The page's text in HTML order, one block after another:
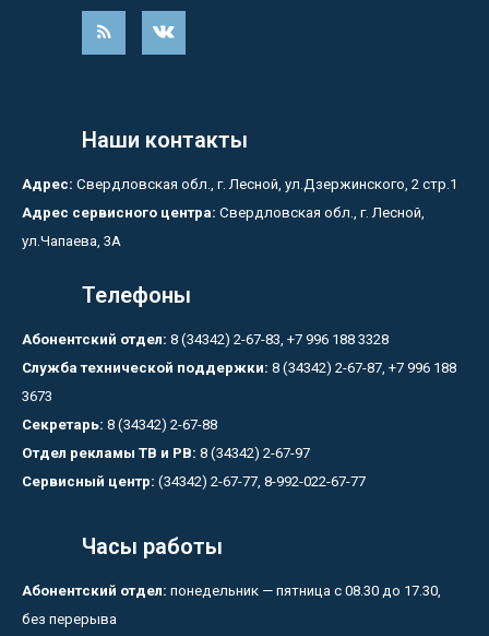
Наши контакты
Адрес: Свердловская обл., г. Лесной, ул.Дзержинского, 2 стр.1
Адрес сервисного центра: Свердловская обл., г. Лесной,
ул.Чапаева, 3А
Телефоны
Абонентский отдел: 8 (34342) 2-67-83, +7 996 188 3328
Служба технической поддержки: 8 (34342) 2-67-87, +7 996 188
3673
Секретарь: 8 (34342) 2-67-88
Отдел рекламы ТВ и РВ: 8 (34342) 2-67-97
Сервисный центр: (34342) 2-67-77, 8-992-022-67-77
Часы работы
Абонентский отдел: понедельник — пятница с 08.30 до 17.30,
без перерыва